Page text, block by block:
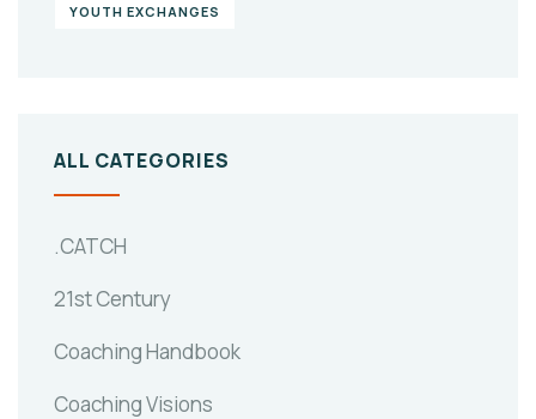
YOUTH EXCHANGES
ALL CATEGORIES
.CATCH
21st Century
Coaching Handbook
Coaching Visions